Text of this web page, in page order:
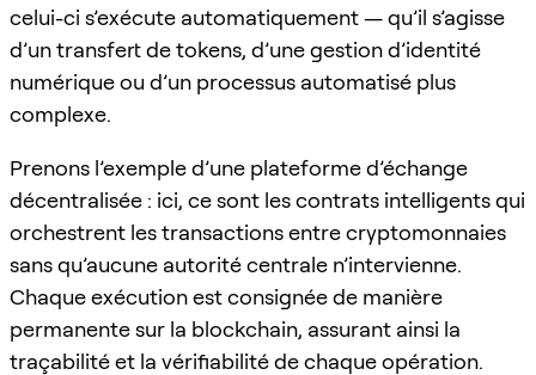
celui-ci s’exécute automatiquement — qu’il s’agisse
d’un transfert de tokens, d’une gestion d’identité
numérique ou d’un processus automatisé plus
complexe.
Prenons l’exemple d’une plateforme d’échange
décentralisée : ici, ce sont les contrats intelligents qui
orchestrent les transactions entre cryptomonnaies
sans qu’aucune autorité centrale n’intervienne.
Chaque exécution est consignée de manière
permanente sur la blockchain, assurant ainsi la
traçabilité et la vérifiabilité de chaque opération.